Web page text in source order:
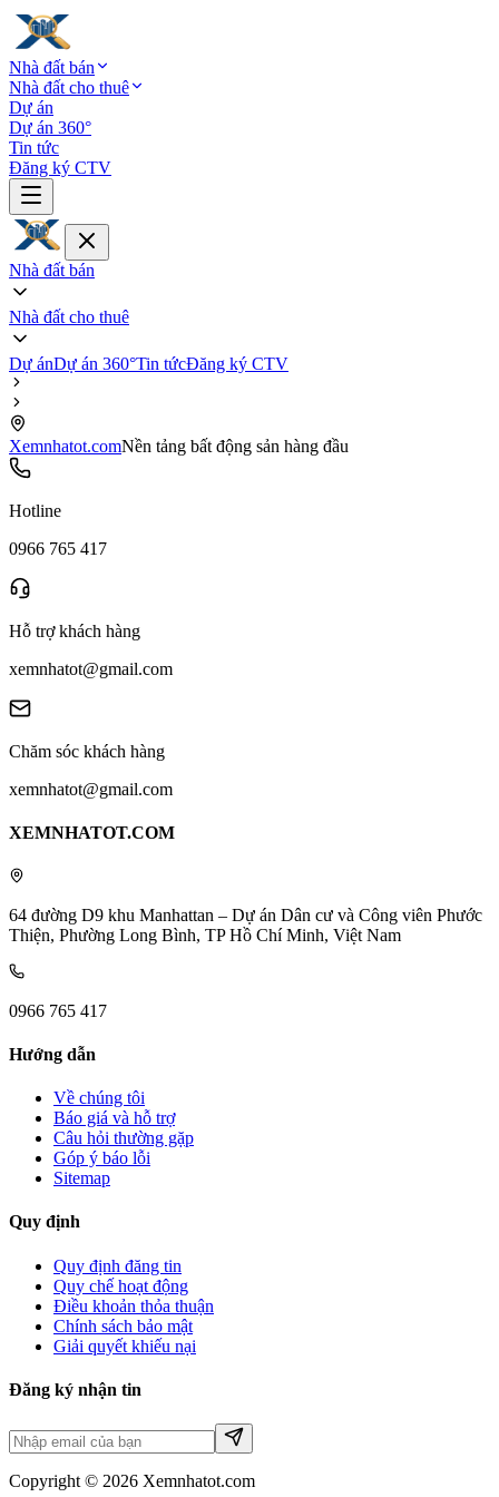
Nhà đất bán
Nhà đất cho thuê
Dự án
Dự án 360°
Tin tức
Đăng ký CTV
Nhà đất bán
Nhà đất cho thuê
Dự ánDự án 360°Tin tứcĐăng ký CTV
Xemnhatot.comNền tảng bất động sản hàng đầu
Hotline
0966 765 417
Hỗ trợ khách hàng
xemnhatot@gmail.com
Chăm sóc khách hàng
xemnhatot@gmail.com
XEMNHATOT.COM
64 đường D9 khu Manhattan – Dự án Dân cư và Công viên Phước
Thiện, Phường Long Bình, TP Hồ Chí Minh, Việt Nam
0966 765 417
Hướng dẫn
Về chúng tôi
Báo giá và hỗ trợ
Câu hỏi thường gặp
Góp ý báo lỗi
Sitemap
Quy định
Quy định đăng tin
Quy chế hoạt động
Điều khoản thỏa thuận
Chính sách bảo mật
Giải quyết khiếu nại
Đăng ký nhận tin
Copyright © 2026 Xemnhatot.com